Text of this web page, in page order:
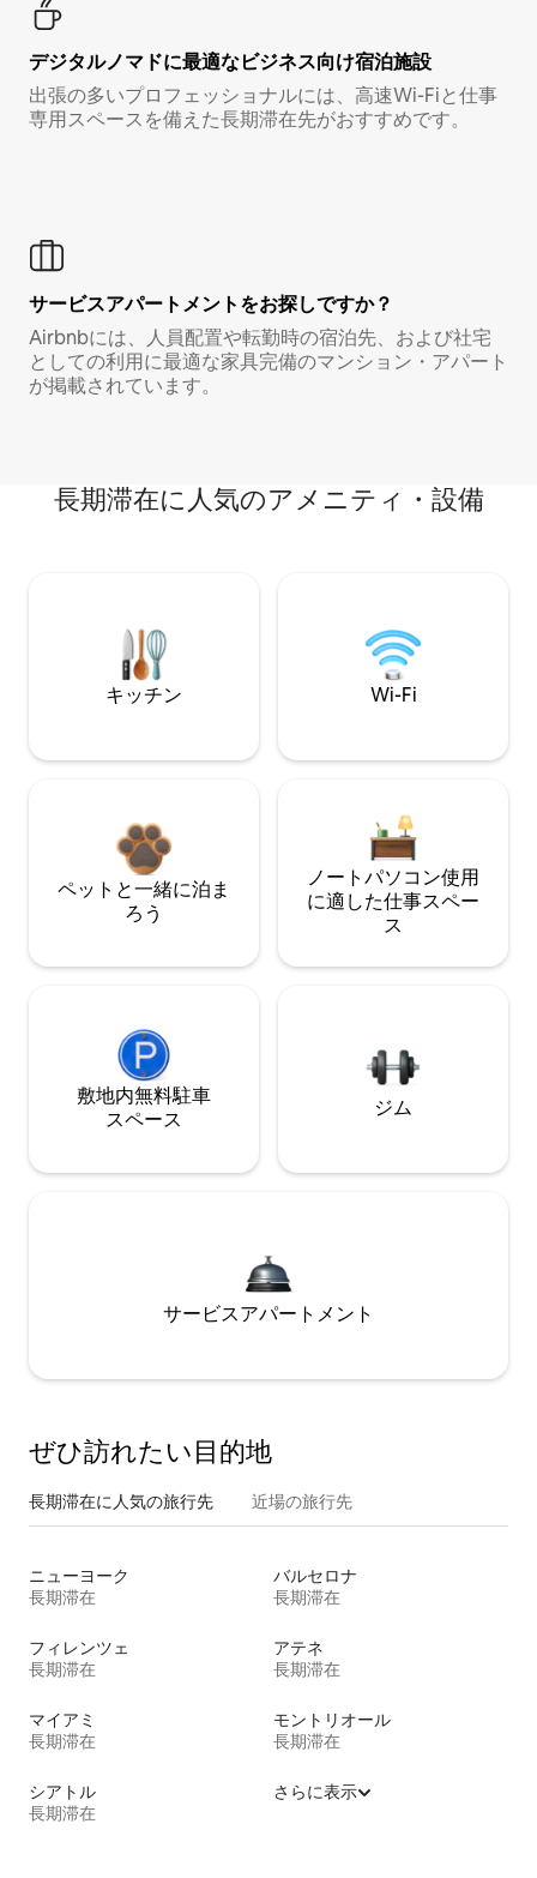
デジタルノマド⁠に最⁠適⁠なビ⁠ジ⁠ネ⁠ス⁠向⁠け宿⁠泊⁠施⁠設
出張の多いプロフェッショナルには、高速Wi-Fiと仕事
専用スペースを備えた長期滞在先がおすすめです。
サービスアパートメントをお探しですか？
Airbnbには、人員配置や転勤時の宿泊先、および社宅
としての利用に最適な家具完備のマンション・アパート
が掲載されています。
長期滞在に人気のアメニティ・設備
キッチン Wi-Fi
ペットと一緒に泊ま
ろう
ノートパソコン使用
に適した仕事スペー
ス
敷地内無料駐⁠車
ス⁠ペ⁠ー⁠ス
ジム
サービスアパートメント
ぜひ訪⁠れ⁠た⁠い目⁠的⁠地
長期滞在に人気の旅行先 近場の旅行先
ニューヨーク
長期滞在
バルセロナ
長期滞在
フィレンツェ
長期滞在
アテネ
長期滞在
マイアミ
長期滞在
モントリオール
長期滞在
シアトル
長期滞在
さらに表示